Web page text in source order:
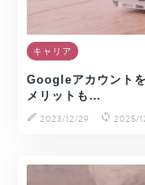
キャリア
Googleアカウント
メリットも…
2023/12/29
2025/